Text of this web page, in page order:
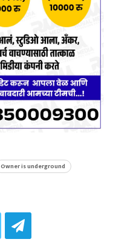
Owner is underground